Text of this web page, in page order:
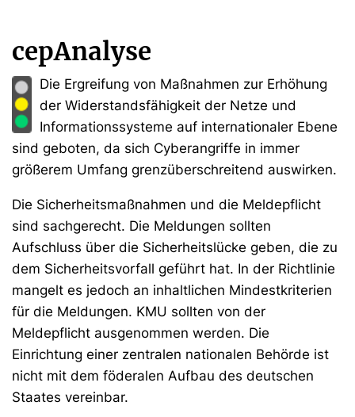
cepAnalyse
Die Ergreifung von Maßnahmen zur Erhöhung
der Widerstandsfähigkeit der Netze und
Informationssysteme auf internationaler Ebene
sind geboten, da sich Cyberangriffe in immer
größerem Umfang grenzüberschreitend auswirken.
Die Sicherheitsmaßnahmen und die Meldepflicht
sind sachgerecht. Die Meldungen sollten
Aufschluss über die Sicherheitslücke geben, die zu
dem Sicherheitsvorfall geführt hat. In der Richtlinie
mangelt es jedoch an inhaltlichen Mindestkriterien
für die Meldungen. KMU sollten von der
Meldepflicht ausgenommen werden. Die
Einrichtung einer zentralen nationalen Behörde ist
nicht mit dem föderalen Aufbau des deutschen
Staates vereinbar.